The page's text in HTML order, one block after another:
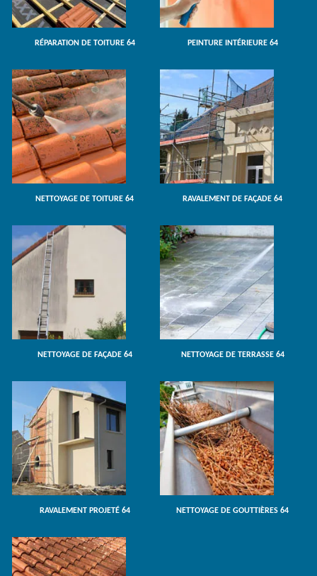
RÉPARATION DE TOITURE 64 PEINTURE INTÉRIEURE 64
NETTOYAGE DE TOITURE 64 RAVALEMENT DE FAÇADE 64
NETTOYAGE DE FAÇADE 64 NETTOYAGE DE TERRASSE 64
RAVALEMENT PROJETÉ 64 NETTOYAGE DE GOUTTIÈRES 64